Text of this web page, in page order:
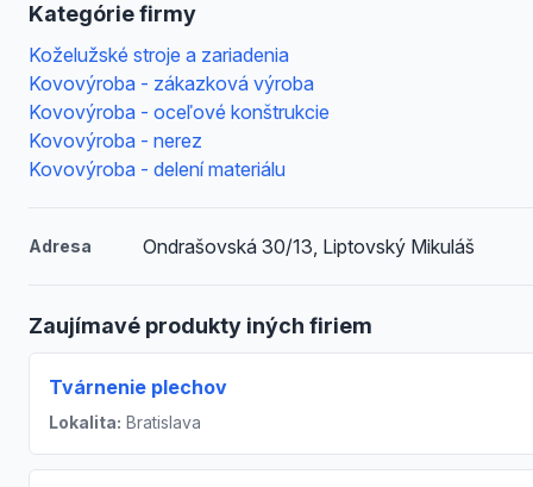
Kategórie firmy
Koželužské stroje a zariadenia
Kovovýroba - zákazková výroba
Kovovýroba - oceľové konštrukcie
Kovovýroba - nerez
Kovovýroba - delení materiálu
Adresa Ondrašovská 30/13, Liptovský Mikuláš
Zaujímavé produkty iných firiem
Tvárnenie plechov
Lokalita: Bratislava